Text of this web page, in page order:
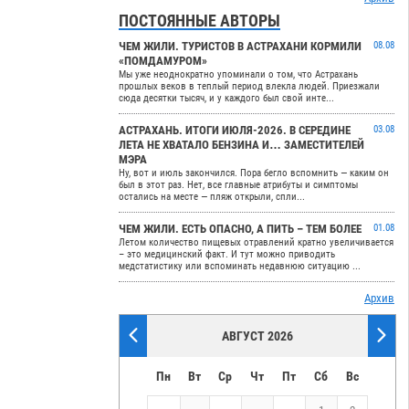
ПОСТОЯННЫЕ АВТОРЫ
ЧЕМ ЖИЛИ. ТУРИСТОВ В АСТРАХАНИ КОРМИЛИ
«ПОМДАМУРОМ»
08.08
Мы уже неоднократно упоминали о том, что Астрахань
прошлых веков в теплый период влекла людей. Приезжали
сюда десятки тысяч, и у каждого был свой инте...
АСТРАХАНЬ. ИТОГИ ИЮЛЯ-2026. В СЕРЕДИНЕ
ЛЕТА НЕ ХВАТАЛО БЕНЗИНА И… ЗАМЕСТИТЕЛЕЙ
МЭРА
03.08
Ну, вот и июль закончился. Пора бегло вспомнить — каким он
был в этот раз. Нет, все главные атрибуты и симптомы
остались на месте — пляж открыли, спли...
ЧЕМ ЖИЛИ. ЕСТЬ ОПАСНО, А ПИТЬ – ТЕМ БОЛЕЕ
01.08
Летом количество пищевых отравлений кратно увеличивается
– это медицинский факт. И тут можно приводить
медстатистику или вспоминать недавнюю ситуацию ...
Архив
АВГУСТ 2026
Пн Вт Ср Чт Пт Сб Вс